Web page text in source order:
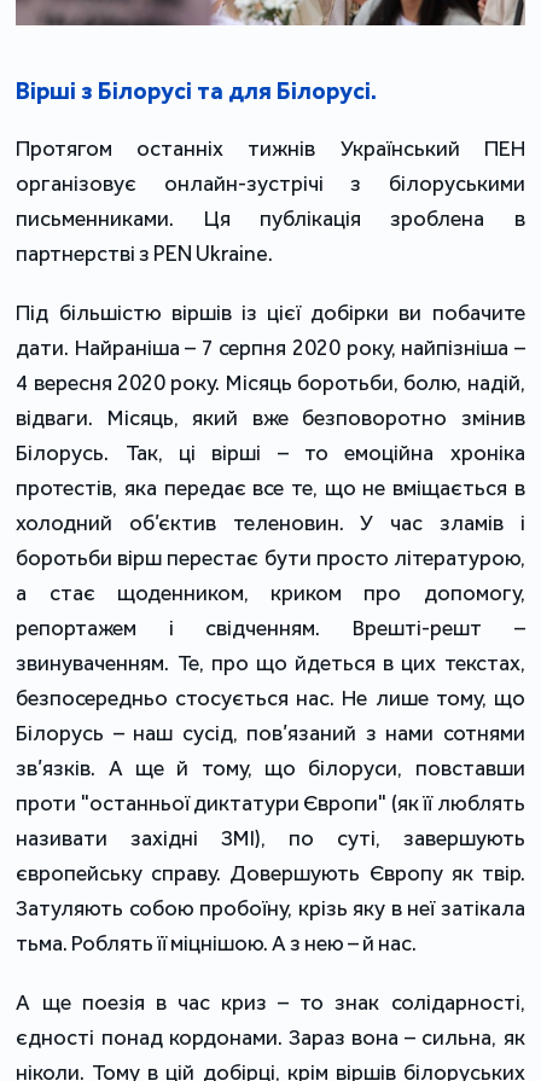
Вірші з Білорусі та для Білорусі.
Протягом останніх тижнів Український ПЕН
організовує онлайн-зустрічі з білоруськими
письменниками. Ця публікація зроблена в
партнерстві з PEN Ukraine.
Під більшістю віршів із цієї добірки ви побачите
дати. Найраніша – 7 серпня 2020 року, найпізніша –
4 вересня 2020 року. Місяць боротьби, болю, надій,
відваги. Місяць, який вже безповоротно змінив
Білорусь. Так, ці вірші – то емоційна хроніка
протестів, яка передає все те, що не вміщається в
холодний об’єктив теленовин. У час зламів і
боротьби вірш перестає бути просто літературою,
а стає щоденником, криком про допомогу,
репортажем і свідченням. Врешті-решт –
звинуваченням. Те, про що йдеться в цих текстах,
безпосередньо стосується нас. Не лише тому, що
Білорусь – наш сусід, пов’язаний з нами сотнями
зв’язків. А ще й тому, що білоруси, повставши
проти "останньої диктатури Європи" (як її люблять
називати західні ЗМІ), по суті, завершують
європейську справу. Довершують Європу як твір.
Затуляють собою пробоїну, крізь яку в неї затікала
тьма. Роблять її міцнішою. А з нею – й нас.
А ще поезія в час криз – то знак солідарності,
єдності понад кордонами. Зараз вона – сильна, як
ніколи. Тому в цій добірці, крім віршів білоруських